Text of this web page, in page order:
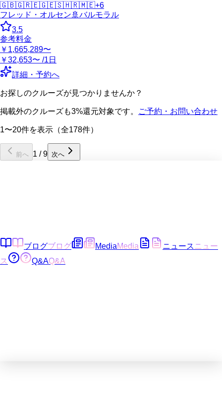
🇬🇧🇬🇷🇪🇬🇪🇸🇭🇷🇲🇪+6
フレッド・オルセン 🚢 バルモラル
3.5
参考料金
￥1,665,289〜
￥32,653〜 /1日
詳細・予約へ
お探しのクルーズが見つかりませんか？
掲載外のクルーズも3%還元対象です。 ご予約・お問い合わせ
1〜20件を表示（全178件）
前へ 1 /9 次へ
ブログブログ MediaMedia ニュース ニュー
ス
Q&AQ&A